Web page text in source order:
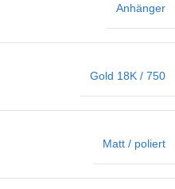
Anhänger
Gold 18K / 750
Matt / poliert